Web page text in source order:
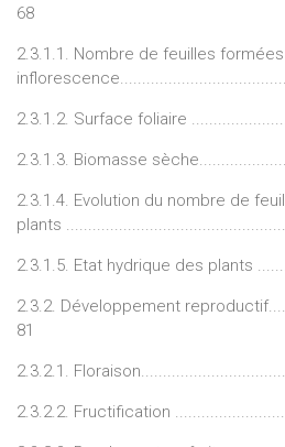
68
2.3.1.1. Nombre de feuilles
2.3.1.2. Surface foliaire
2.3.1.3. Biomasse
2.3.1.4. Evolution du nombre de
plants
2.3.1.5. Etat hydrique des plants
2.3.2. Développement
81
2.3.2.1.
2.3.2.2. Fructification